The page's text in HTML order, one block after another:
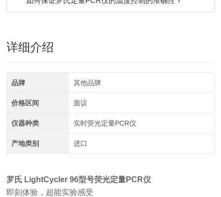
详细介绍
品牌 其他品牌
价格区间 面议
仪器种类 实时荧光定量PCR仪
产地类别 进口
罗氏 LightCycler 96型号荧光定量PCR仪
即刻体验，超能实验感受